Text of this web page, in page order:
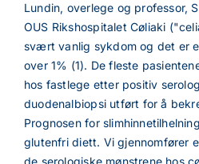
Lundin, overlege og professor,
OUS Rikshospitalet Cøliaki
svært vanlig sykdom og det er
over 1% (1). De fleste
hos fastlege etter positiv
duodenalbiopsi utført for å
Prognosen for
glutenfri diett. Vi gjennomfører